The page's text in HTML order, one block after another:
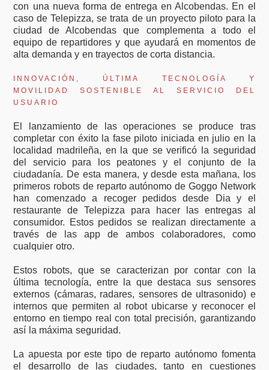
con una nueva forma de entrega en Alcobendas. En el
caso de Telepizza, se trata de un proyecto piloto para la
ciudad de Alcobendas que complementa a todo el
equipo de repartidores y que ayudará en momentos de
alta demanda y en trayectos de corta distancia.
INNOVACIÓN, ÚLTIMA TECNOLOGÍA Y
MOVILIDAD SOSTENIBLE AL SERVICIO DEL
USUARIO
El lanzamiento de las operaciones se produce tras
completar con éxito la fase piloto iniciada en julio en la
localidad madrileña, en la que se verificó la seguridad
del servicio para los peatones y el conjunto de la
ciudadanía. De esta manera, y desde esta mañana, los
primeros robots de reparto autónomo de Goggo Network
han comenzado a recoger pedidos desde Dia y el
restaurante de Telepizza para hacer las entregas al
consumidor. Estos pedidos se realizan directamente a
través de las app de ambos colaboradores, como
cualquier otro.
Estos robots, que se caracterizan por contar con la
última tecnología, entre la que destaca sus sensores
externos (cámaras, radares, sensores de ultrasonido) e
internos que permiten al robot ubicarse y reconocer el
entorno en tiempo real con total precisión, garantizando
así la máxima seguridad.
La apuesta por este tipo de reparto autónomo fomenta
el desarrollo de las ciudades, tanto en cuestiones